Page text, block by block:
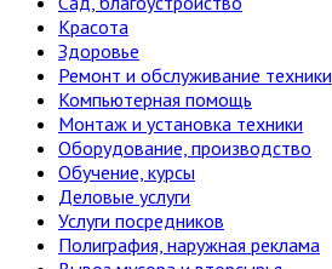
Красота
Здоровье
Ремонт и обслуживание техники
Компьютерная помощь
Монтаж и установка техники
Оборудование, производство
Обучение, курсы
Деловые услуги
Услуги посредников
Полиграфия, наружная реклама